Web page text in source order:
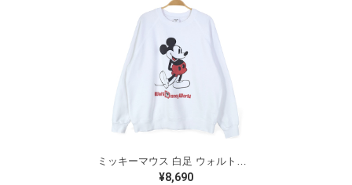
ミッキーマウス 白足 ウォルトディズニーオフィシャル スウェット ホワイト WALT DISNEY WORLD ウォルトディズニーオフィシャル サイズXL相当 古着 CF0995
¥8,690